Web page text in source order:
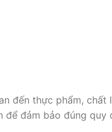
đến thực phẩm,
đảm bảo đúng quy